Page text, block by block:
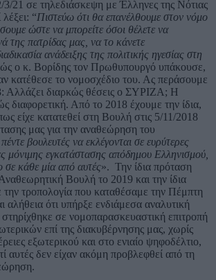
3/21 σε τηλεδιάσκεψη με Έλληνες της Νότιας
“Πιστεύω ότι θα επανέλθουμε στον νόμο
ώστε να μπορείτε όσοι θέλετε να
της πατρίδας μας, να το κάνετε
ανάδειξης της πολιτικής ηγεσίας στη
ο κ. Βορίδης τον Πρωθυπουργό υπάκουσε,
κατέθεσε το νομοσχέδιο του. Ας περάσουμε
Αλλάζει διαρκώς θέσεις ο ΣΥΡΙΖΑ; Η
διαφορετική. Από το 2018 έχουμε την ίδια,
είχε κατατεθεί στη Βουλή στις 5/11/2018
μας για την αναθεώρηση του
βουλευτές να εκλέγονται σε ευρύτερες
μόνιμης εγκατάστασης απόδημου Ελληνισμού,
σε κάθε μία από αυτές». Την ίδια πρόταση
Βουλή το 2019 και την ίδια
την τροπολογία που καταθέσαμε την Πέμπτη
αλήθεια ότι υπήρξε ενδιάμεσα αναλυτική
σε νομοπαρασκευαστική επιτροπή
επί της διακυβέρνησης μας, χωρίς
εξωτερικού και στο ενιαίο ψηφοδέλτιο,
αυτές δεν είχαν ακόμη προβλεφθεί από τη